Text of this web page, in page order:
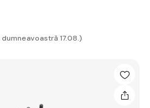
dumneavoastră 17.08.)